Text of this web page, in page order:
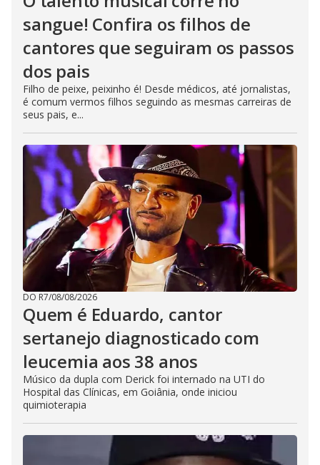
sangue! Confira os filhos de
cantores que seguiram os passos
dos pais
Filho de peixe, peixinho é! Desde médicos, até jornalistas,
é comum vermos filhos seguindo as mesmas carreiras de
seus pais, e...
DO R7/08/08/2026
Quem é Eduardo, cantor
sertanejo diagnosticado com
leucemia aos 38 anos
Músico da dupla com Derick foi internado na UTI do
Hospital das Clínicas, em Goiânia, onde iniciou
quimioterapia